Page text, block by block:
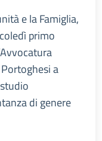
e la Famiglia,
primo
a
di genere